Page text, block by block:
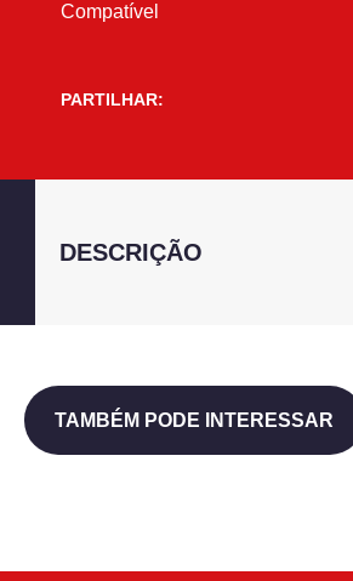
Compatível
PARTILHAR:
DESCRIÇÃO
TAMBÉM PODE INTERESSAR